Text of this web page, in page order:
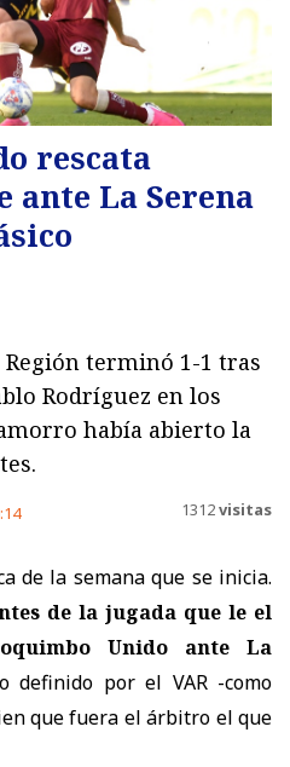
rescata
ante La Serena
terminó 1-1 tras
Rodríguez en los
había abierto la
1312visitas
de la semana que se inicia.
de la jugada que le el
Unido ante La
definido por el VAR -como
que fuera el árbitro el que